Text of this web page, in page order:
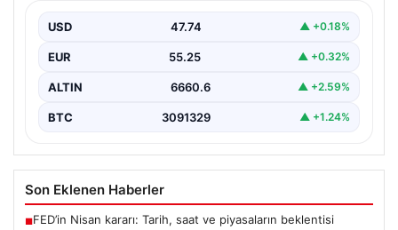
Gaziantep’te trafik güvenliğini artırmak amacıyla
jandarma ekipleri dron teknolojisinin desteğiyle…
USD 47.74 ▲ +0.18%
EUR 55.25 ▲ +0.32%
ALTIN 6660.6 ▲ +2.59%
BTC 3091329 ▲ +1.24%
Son Eklenen Haberler
■FED’in Nisan kararı: Tarih, saat ve piyasaların beklentisi